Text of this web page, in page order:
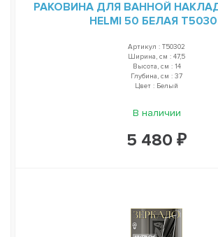
РАКОВИНА ДЛЯ ВАННОЙ
HELMI 50 БЕЛАЯ
Артикул : T50302
Ширина, см : 47,5
Высота, см : 14
Глубина, см : 37
Цвет : Белый
В наличии
5 480 ₽